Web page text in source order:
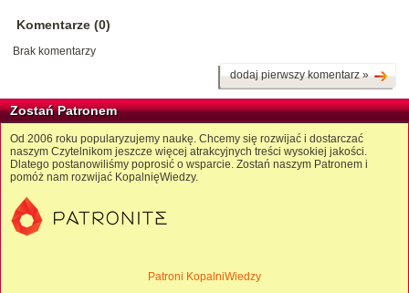
Komentarze (0)
Brak komentarzy
dodaj pierwszy komentarz »
Zostań Patronem
Od 2006 roku popularyzujemy naukę. Chcemy się rozwijać i dostarczać
naszym Czytelnikom jeszcze więcej atrakcyjnych treści wysokiej jakości.
Dlatego postanowiliśmy poprosić o wsparcie. Zostań naszym Patronem i
pomóż nam rozwijać KopalnięWiedzy.
Patroni KopalniWiedzy